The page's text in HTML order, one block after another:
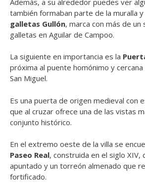
también formaban parte de la muralla
galletas Gullón, marca con más de un
galletas en Aguilar de Campoo.
La siguiente en importancia es la
próxima al puente homónimo y cercana
San Miguel.
Es una puerta de origen medieval con
que al cruzar ofrece una de las vistas
conjunto histórico.
En el extremo oeste de la villa se
Paseo Real, construida en el siglo XIV,
apuntado y un torreón almenado que
fortificado.